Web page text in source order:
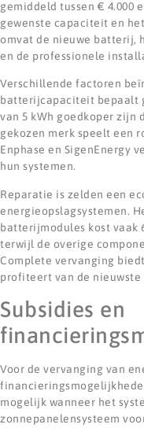
gemiddeld tussen € 4.000
gewenste capaciteit en
omvat de nieuwe batterij,
en de professionele
Verschillende factoren
batterijcapaciteit bepaalt
van 5 kWh goedkoper zijn
gekozen merk speelt een
Enphase en SigenEnergy
hun systemen.
Reparatie is zelden een
energieopslagsystemen.
batterijmodules kost vaak
terwijl de overige
Complete vervanging
profiteert van de
Subsidies en
Voor de vervanging van
mogelijk wanneer het
zonnepanelensysteem